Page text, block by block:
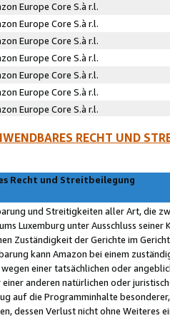
Europe Core S.à r.l.
Europe Core S.à r.l.
Europe Core S.à r.l.
Europe Core S.à r.l.
Europe Core S.à r.l.
Europe Core S.à r.l.
Europe Core S.à r.l.
RECHT UND
Recht und Streitbeilegung
und Streitigkeiten aller Art, die
Luxemburg unter Ausschluss
Zuständigkeit der Gerichte im
kann Amazon bei einem
wegen einer tatsächlichen oder
anderen natürlichen oder
auf die Programminhalte
dessen Verlust nicht ohne Weiteres